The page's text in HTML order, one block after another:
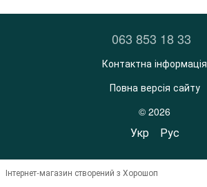
063 853 18 33
Контактна інформація
Повна версія сайту
© 2026
Укр Рус
Інтернет-магазин створений з Хорошоп